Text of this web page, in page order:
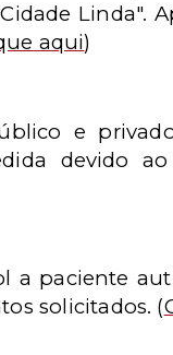
Linda".
aqui)
e
devido
a paciente
solicitados. (